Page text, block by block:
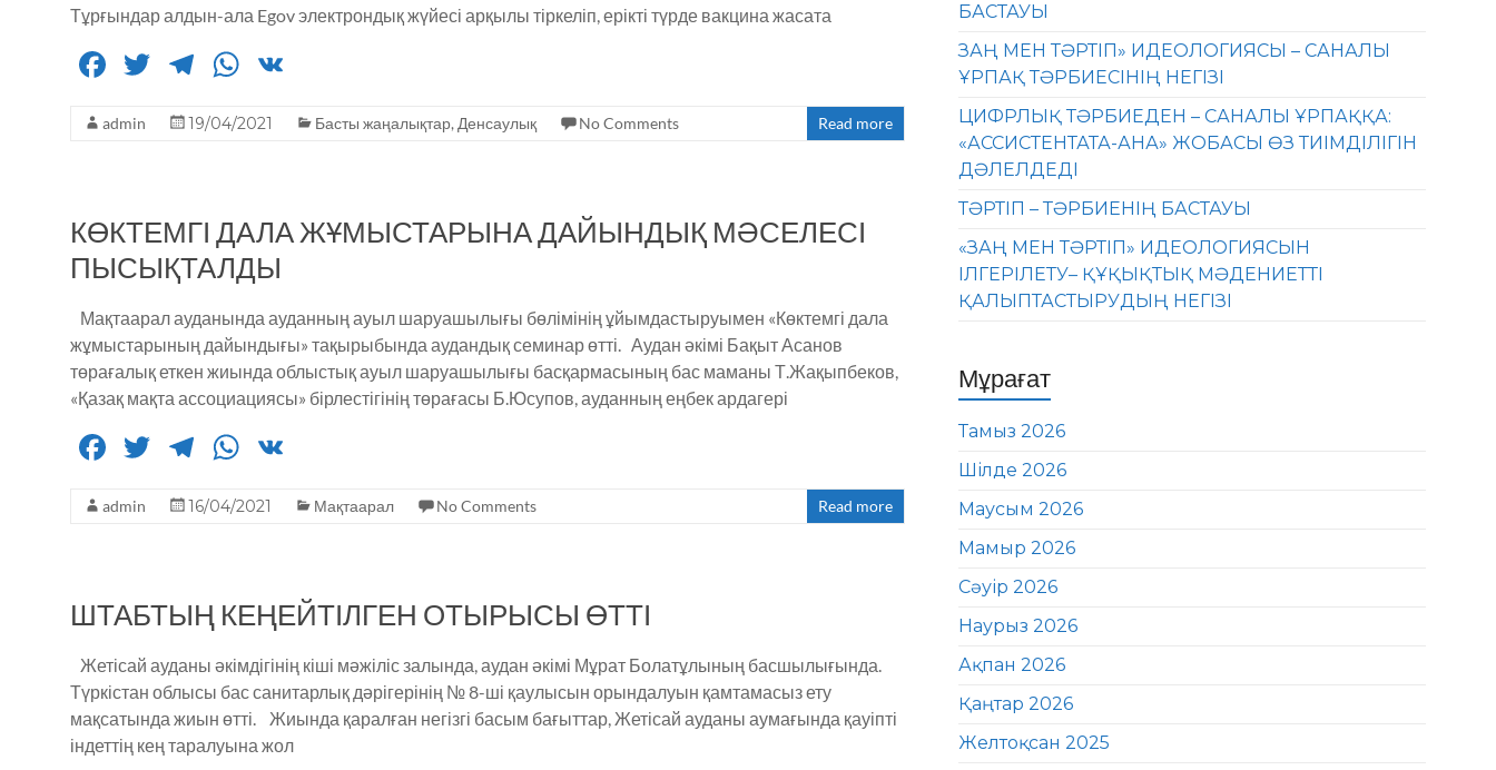
Тұрғындар алдын-ала Egov электрондық жүйесі арқылы тіркеліп, ерікті түрде вакцина жасата
F
c
o
o
k
T
it
T
e
m
W
a
p
p
admin 19/04/2021 Басты жаңалықтар, Денсаулық No Comments Read more
КӨКТЕМГІ ДАЛА ЖҰМЫСТАРЫНА ДАЙЫНДЫҚ МӘСЕЛЕСІ
ПЫСЫҚТАЛДЫ
Мақтаарал ауданында ауданның ауыл шаруашылығы бөлімінің ұйымдастыруымен «Көктемгі дала
жұмыстарының дайындығы» тақырыбында аудандық семинар өтті. Аудан әкімі Бақыт Асанов
төрағалық еткен жиында облыстық ауыл шаруашылығы басқармасының бас маманы Т.Жақыпбеков,
«Қазақ мақта ассоциациясы» бірлестігінің төрағасы Б.Юсупов, ауданның еңбек ардагері
F
c
o
o
k
T
it
T
e
m
W
a
p
p
admin 16/04/2021 Мақтаарал No Comments Read more
ШТАБТЫҢ КЕҢЕЙТІЛГЕН ОТЫРЫСЫ ӨТТІ
Жетісай ауданы әкімдігінің кіші мәжіліс залында, аудан әкімі Мұрат Болатұлының басшылығында.
Түркістан облысы бас санитарлық дәрігерінің № 8-ші қаулысын орындалуын қамтамасыз ету
мақсатында жиын өтті. Жиында қаралған негізгі басым бағыттар, Жетісай ауданы аумағында қауіпті
індеттің кең таралуына жол
БАСТАУЫ
ЗАҢ МЕН ТӘРТІП» ИДЕОЛОГИЯСЫ – САНАЛЫ
ҰРПАҚ ТӘРБИЕСІНІҢ НЕГІЗІ
ЦИФРЛЫҚ ТӘРБИЕДЕН – САНАЛЫ ҰРПАҚҚА:
«АССИСТЕНТАТА-АНА» ЖОБАСЫ ӨЗ ТИІМДІЛІГІН
ДӘЛЕЛДЕДІ
ТӘРТІП – ТӘРБИЕНІҢ БАСТАУЫ
«ЗАҢ МЕН ТӘРТІП» ИДЕОЛОГИЯСЫН
ІЛГЕРІЛЕТУ– ҚҰҚЫҚТЫҚ МӘДЕНИЕТТІ
ҚАЛЫПТАСТЫРУДЫҢ НЕГІЗІ
Мұрағат
Тамыз 2026
Шілде 2026
Маусым 2026
Мамыр 2026
Сәуір 2026
Наурыз 2026
Ақпан 2026
Қаңтар 2026
Желтоқсан 2025